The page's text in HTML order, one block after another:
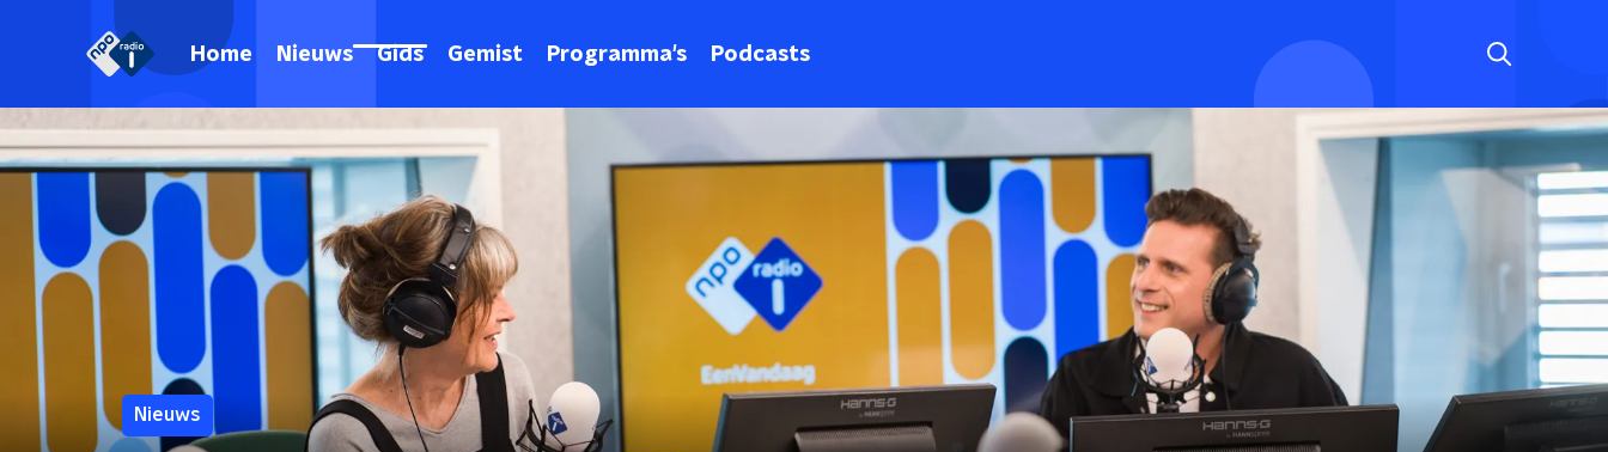
Home Nieuws Gids Gemist Programma's Podcasts
Nieuws